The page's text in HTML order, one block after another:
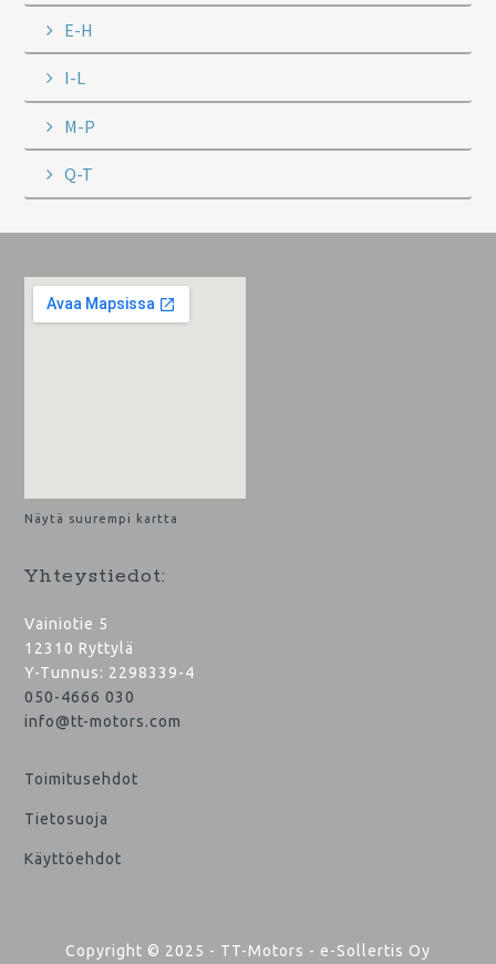
E-H
I-L
M-P
Q-T
Footer
Näytä suurempi kartta
Yhteystiedot:
Vainiotie 5
12310 Ryttylä
Y-Tunnus: 2298339-4
050-4666 030
info@tt-motors.com
Toimitusehdot
Tietosuoja
Käyttöehdot
Copyright © 2025 - TT-Motors - e-Sollertis Oy